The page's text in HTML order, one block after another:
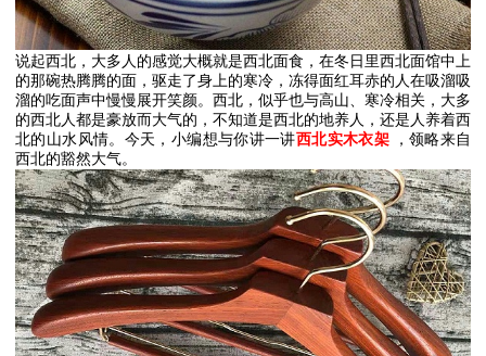
说起西北，大多人的感觉大概就是西北面食，在冬日里西北面馆中上
的那碗热腾腾的面，驱走了身上的寒冷，冻得面红耳赤的人在吸溜吸
溜的吃面声中慢慢展开笑颜。西北，似乎也与高山、寒冷相关，大多
的西北人都是豪放而大气的，不知道是西北的地养人，还是人养着西
北的山水风情。今天，小编想与你讲一讲西北实木衣架
，领略来自
西北的豁然大气。